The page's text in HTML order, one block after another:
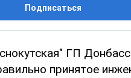
Подписаться
ГП
принятое